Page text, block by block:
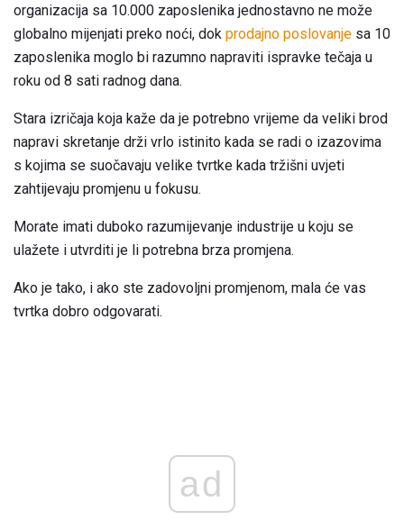
organizacija sa 10.000 zaposlenika jednostavno ne može
globalno mijenjati preko noći, dok prodajno poslovanje sa 10
zaposlenika moglo bi razumno napraviti ispravke tečaja u
roku od 8 sati radnog dana.
Stara izričaja koja kaže da je potrebno vrijeme da veliki brod
napravi skretanje drži vrlo istinito kada se radi o izazovima
s kojima se suočavaju velike tvrtke kada tržišni uvjeti
zahtijevaju promjenu u fokusu.
Morate imati duboko razumijevanje industrije u koju se
ulažete i utvrditi je li potrebna brza promjena.
Ako je tako, i ako ste zadovoljni promjenom, mala će vas
tvrtka dobro odgovarati.
ad